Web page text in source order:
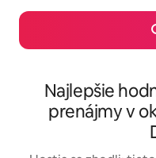
Najlepšie
prenájmy v